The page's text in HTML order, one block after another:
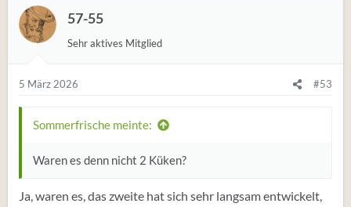
57-55
Sehr aktives Mitglied
5 März 2026 #53
Sommerfrische meinte:
Waren es denn nicht 2 Küken?
Ja, waren es, das zweite hat sich sehr langsam entwickelt,